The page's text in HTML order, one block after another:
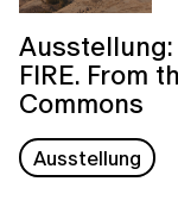
Ausstellung:
FIRE. From
Commons
Ausstellung